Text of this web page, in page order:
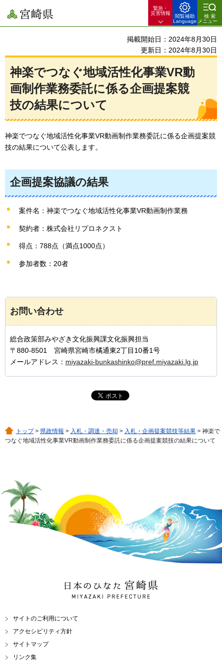
宮崎県
緊急・
災害情報
閲覧補助
Language
検索
メニュー
掲載開始日：2024年8月30日
更新日：2024年8月30日
神楽でつなぐ地域活性化事業VR動
画制作業務委託に係る企画提案競
技の結果について
神楽でつなぐ地域活性化事業VR動画制作業務委託に係る企画提案競
技の結果について公表します。
企画提案協議の結果
案件名：神楽でつなぐ地域活性化事業VR動画制作業務
契約者：株式会社リプロネクスト
得点：788点（満点1000点）
参加者数：20者
お問い合わせ
総合政策部みやざき文化振興課文化振興担当
〒880-8501 宮崎県宮崎市橘通東2丁目10番1号
メールアドレス： miyazaki-bunkashinko@pref.miyazaki.lg.jp
トップ> 県政情報 > 入札・調達・売却 > 入札・企画提案競技等結果 > 神楽で
つなぐ地域活性化事業VR動画制作業務委託に係る企画提案競技の結果について
日本のひなた 宮崎県
MIYAZAKI PREFECTURE
サイトのご利用について
アクセシビリティ方針
サイトマップ
リンク集